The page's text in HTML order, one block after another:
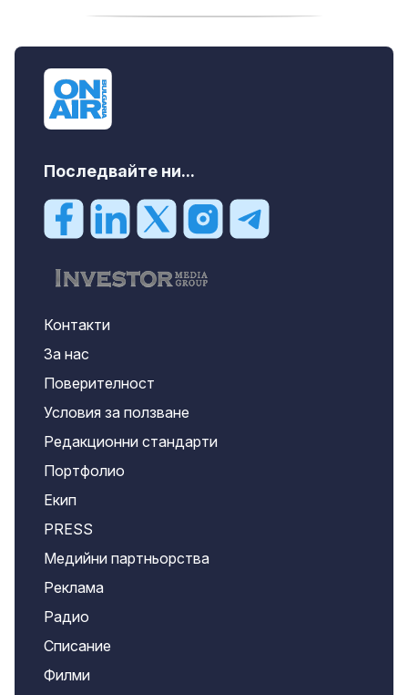
Последвайте ни...
Контакти
За нас
Поверителност
Условия за ползване
Редакционни стандарти
Портфолио
Екип
PRESS
Медийни партньорства
Реклама
Радио
Списание
Филми